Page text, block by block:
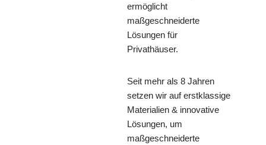
ermöglicht
maßgeschneiderte
Lösungen für
Privathäuser.
Seit mehr als 8 Jahren
setzen wir auf erstklassige
Materialien & innovative
Lösungen, um
maßgeschneiderte